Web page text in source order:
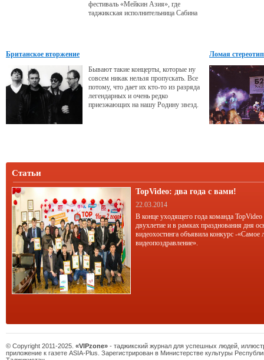
фестиваль «Мейкин Азия», где
таджикская исполнительница Сабина
Британское вторжение
Бывают такие концерты, которые ну
совсем никак нельзя пропускать. Все
потому, что дает их кто-то из разряда
легендарных и очень редко
приезжающих на нашу Родину звезд.
Ломая
Статьи
TopVideo: два года с вами!
22.03.2014
В конце уходящего года команда TopVideo
двухлетие и в рамках празднования дня
видеохостинга объявила конкурс -«Самое
видеопоздравление».
© Copyright 2011-2025. «VIPzone» - таджикский журнал для успешных людей,
приложение к газете ASIA-Plus. Зарегистрирован в Министерстве культуры